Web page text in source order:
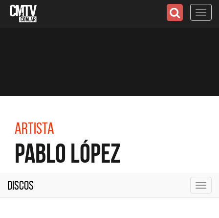
Artista
Pablo López
Discos